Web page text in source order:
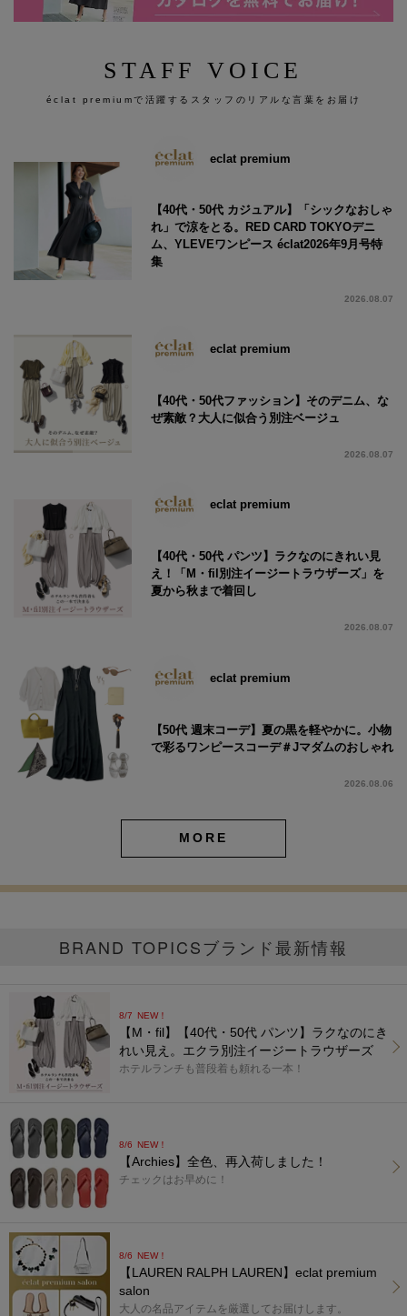
STAFF VOICE
éclat premiumで活躍するスタッフのリアルな言葉をお届け
eclat premium
【40代・50代 カジュアル】「シックなおしゃ
れ」で涼をとる。RED CARD TOKYOデニ
ム、YLEVEワンピース éclat2026年9月号特
集
2026.08.07
eclat premium
【40代・50代ファッション】そのデニム、な
ぜ素敵？大人に似合う別注ベージュ
2026.08.07
eclat premium
【40代・50代 パンツ】ラクなのにきれい見
え！「M・fil別注イージートラウザーズ」を
夏から秋まで着回し
2026.08.07
eclat premium
【50代 週末コーデ】夏の黒を軽やかに。小物
で彩るワンピースコーデ＃Jマダムのおしゃれ
2026.08.06
MORE
BRAND TOPICSブランド最新情報
8/7 NEW！
【M・fil】【40代・50代 パンツ】ラクなのにき
れい見え。エクラ別注イージートラウザーズ
ホテルランチも普段着も頼れる一本！
8/6 NEW！
【Archies】全色、再入荷しました！
チェックはお早めに！
8/6 NEW！
【LAUREN RALPH LAUREN】eclat premium
salon
大人の名品アイテムを厳選してお届けします。